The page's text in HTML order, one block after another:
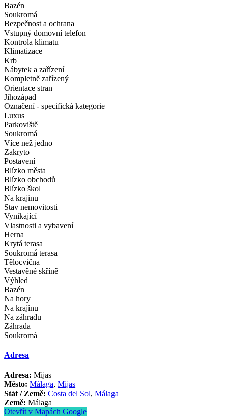
Bazén
Soukromá
Bezpečnost a ochrana
Vstupný domovní telefon
Kontrola klimatu
Klimatizace
Krb
Nábytek a zařízení
Kompletně zařízený
Orientace stran
Jihozápad
Označení - specifická kategorie
Luxus
Parkoviště
Soukromá
Více než jedno
Zakryto
Postavení
Blízko města
Blízko obchodů
Blízko škol
Na krajinu
Stav nemovitosti
Vynikající
Vlastnosti a vybavení
Herna
Krytá terasa
Soukromá terasa
Tělocvična
Vestavěné skříně
Výhled
Bazén
Na hory
Na krajinu
Na záhradu
Záhrada
Soukromá
Adresa
Adresa: Mijas
Město: Málaga,Mijas
Stát / Země: Costa del Sol,Málaga
Země: Málaga
Otevřít v Mapách Google